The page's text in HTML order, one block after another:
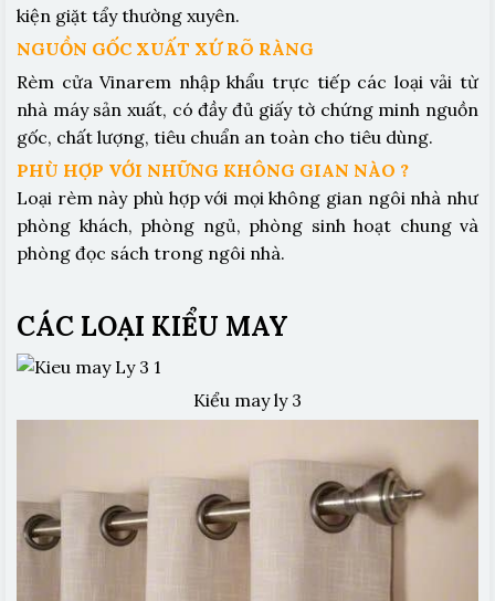
kiện giặt tẩy thường xuyên.
NGUỒN GỐC XUẤT XỨ RÕ RÀNG
Rèm cửa Vinarem nhập khẩu trực tiếp các loại vải từ
nhà máy sản xuất, có đầy đủ giấy tờ chứng minh nguồn
gốc, chất lượng, tiêu chuẩn an toàn cho tiêu dùng.
PHÙ HỢP VỚI NHỮNG KHÔNG GIAN NÀO ?
Loại rèm này phù hợp với mọi không gian ngôi nhà như
phòng khách, phòng ngủ, phòng sinh hoạt chung và
phòng đọc sách trong ngôi nhà.
CÁC LOẠI KIỂU MAY
Kiểu may ly 3